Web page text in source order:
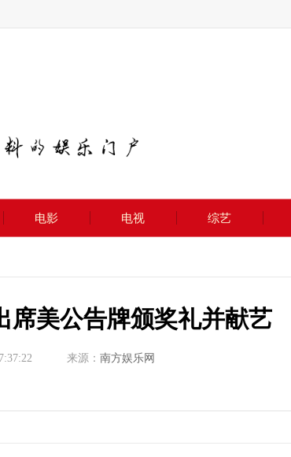
电影 电视 综艺
席美公告牌颁奖礼并献艺
来源： 南方娱乐网